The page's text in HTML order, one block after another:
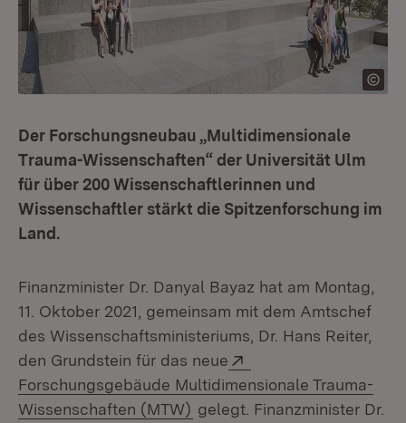
Der Forschungsneubau „Multidimensionale
Trauma-Wissenschaften“ der Universität Ulm
für über 200 Wissenschaftlerinnen und
Wissenschaftler stärkt die Spitzenforschung im
Land.
Finanzminister Dr. Danyal Bayaz hat am Montag,
11. Oktober 2021, gemeinsam mit dem Amtschef
des Wissenschaftsministeriums, Dr. Hans Reiter,
den Grundstein für das neue
Forschungsgebäude Multidimensionale Trauma-
Wissenschaften (MTW) (Öffnet in neuem Fenster)
gelegt. Finanzminister Dr.